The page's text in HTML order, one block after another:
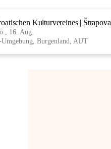
Kulturvereines |
16. Aug.
Burgenland, AUT